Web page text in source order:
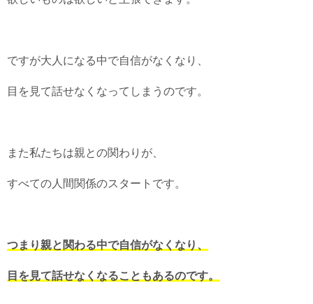
ですが大人になる中で自信がなくなり、
目を見て話せなくなってしまうのです。
また私たちは親との関わりが、
すべての人間関係のスタートです。
つまり親と関わる中で自信がなくなり、
目を見て話せなくなることもあるのです。